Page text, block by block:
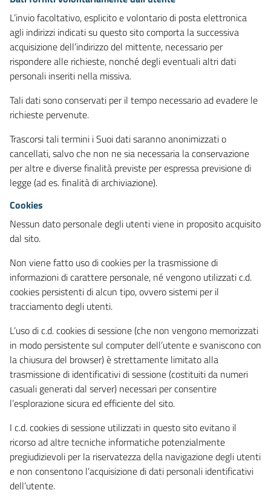
L’invio facoltativo, esplicito e volontario di posta elettronica
agli indirizzi indicati su questo sito comporta la successiva
acquisizione dell’indirizzo del mittente, necessario per
rispondere alle richieste, nonché degli eventuali altri dati
personali inseriti nella missiva.
Tali dati sono conservati per il tempo necessario ad evadere le
richieste pervenute.
Trascorsi tali termini i Suoi dati saranno anonimizzati o
cancellati, salvo che non ne sia necessaria la conservazione
per altre e diverse finalità previste per espressa previsione di
legge (ad es. finalità di archiviazione).
Cookies
Nessun dato personale degli utenti viene in proposito acquisito
dal sito.
Non viene fatto uso di cookies per la trasmissione di
informazioni di carattere personale, né vengono utilizzati c.d.
cookies persistenti di alcun tipo, ovvero sistemi per il
tracciamento degli utenti.
L’uso di c.d. cookies di sessione (che non vengono memorizzati
in modo persistente sul computer dell’utente e svaniscono con
la chiusura del browser) è strettamente limitato alla
trasmissione di identificativi di sessione (costituiti da numeri
casuali generati dal server) necessari per consentire
l’esplorazione sicura ed efficiente del sito.
I c.d. cookies di sessione utilizzati in questo sito evitano il
ricorso ad altre tecniche informatiche potenzialmente
pregiudizievoli per la riservatezza della navigazione degli utenti
e non consentono l’acquisizione di dati personali identificativi
dell’utente.